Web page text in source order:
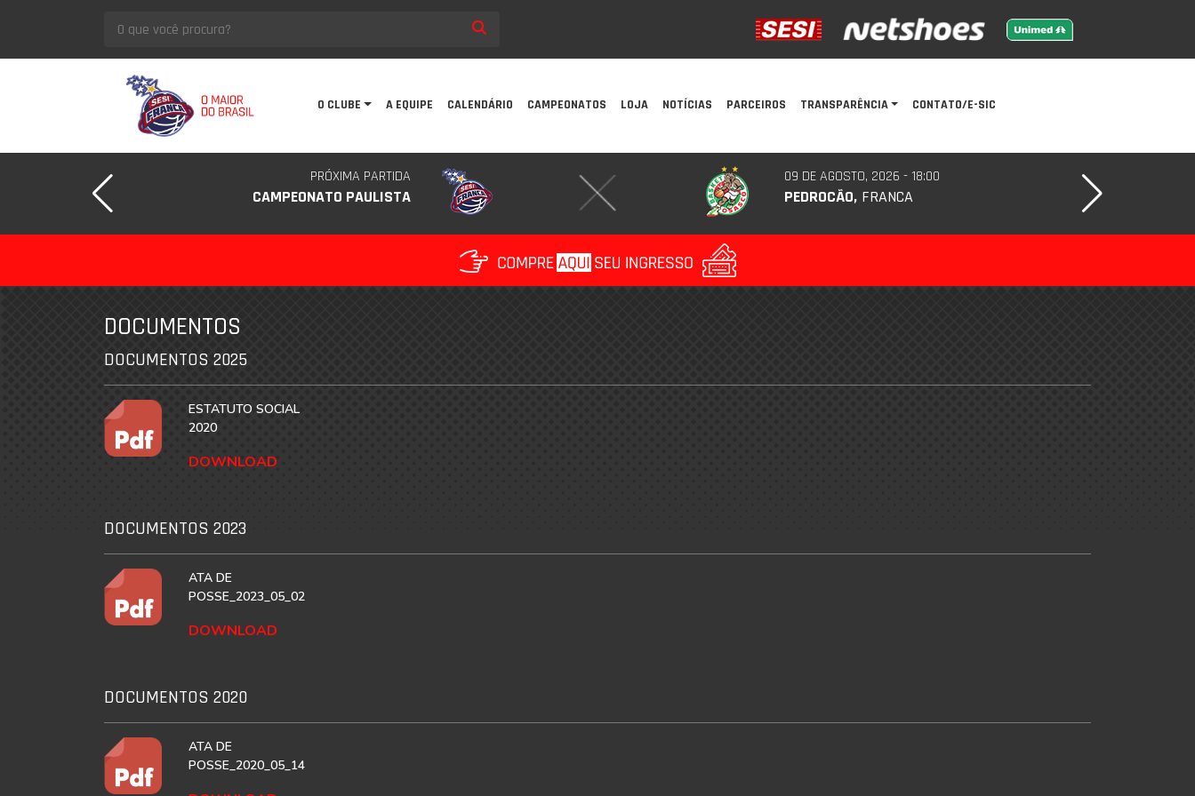
O CLUBE A EQUIPE CALENDÁRIO CAMPEONATOS LOJA NOTÍCIAS PARCEIROS TRANSPARÊNCIA CONTATO/E-SIC
PRÓXIMA PARTIDA
CAMPEONATO PAULISTA
09 DE AGOSTO, 2026 - 18:00
PEDROCÃO, FRANCA
DOCUMENTOS
DOCUMENTOS 2025
ESTATUTO SOCIAL
2020
DOWNLOAD
DOCUMENTOS 2023
ATA DE
POSSE_2023_05_02
DOWNLOAD
DOCUMENTOS 2020
ATA DE
POSSE_2020_05_14